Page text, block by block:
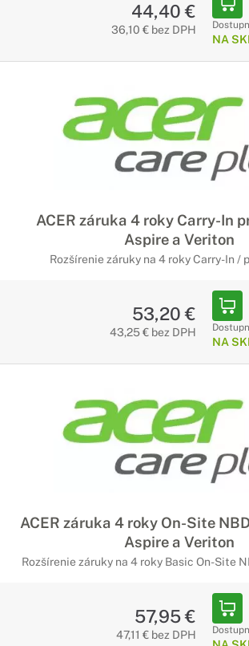
44,40 €
36,10 € bez DPH
NA
ACER záruka 4 roky Carry-In
Aspire a Veriton
Rozšírenie záruky na 4 roky Carry-In /
53,20 €
43,25 € bez DPH
NA
ACER záruka 4 roky On-Site
Aspire a Veriton
Rozšírenie záruky na 4 roky Basic On-Site
57,95 €
47,11 € bez DPH